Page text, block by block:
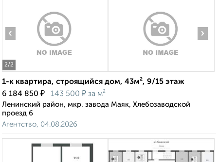
2/2
‹ ›
1-к квартира, строящийся дом, 43м², 9/15 этаж
6 184 850 ₽ 143 500 ₽ за м²
Ленинский район, мкр. завода Маяк, Хлебозаводской
проезд 6
Агентство, 04.08.2026